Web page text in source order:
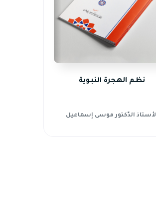
نظم الهجرة النبوية
الدّكتور موسى إسماعيل